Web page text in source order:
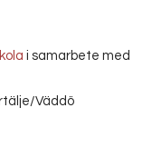
i samarbete med
Väddö